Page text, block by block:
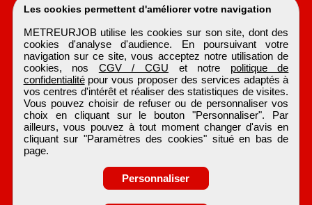
Les cookies permettent d'améliorer votre navigation
METREURJOB utilise les cookies sur son site, dont des
cookies d'analyse d'audience. En poursuivant votre
navigation sur ce site, vous acceptez notre utilisation de
cookies, nos CGV / CGU et notre politique de
confidentialitépour vous proposer des services adaptés à
vos centres d'intérêt et réaliser des statistiques de visites.
Vous pouvez choisir de refuser ou de personnaliser vos
choix en cliquant sur le bouton "Personnaliser". Par
ailleurs, vous pouvez à tout moment changer d'avis en
cliquant sur "Paramètres des cookies" situé en bas de
page.
Personnaliser